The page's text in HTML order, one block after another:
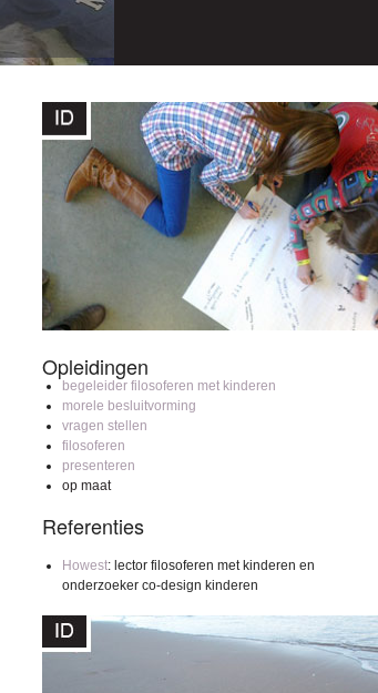
Opleidingen
begeleider filosoferen met kinderen
morele besluitvorming
vragen stellen
filosoferen
presenteren
op maat
Referenties
Howest: lector filosoferen met kinderen en
onderzoeker co-design kinderen